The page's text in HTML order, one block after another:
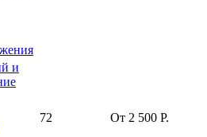
и
72 От 2 500 Р.